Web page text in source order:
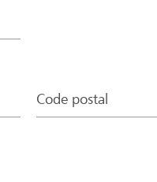
Code postal